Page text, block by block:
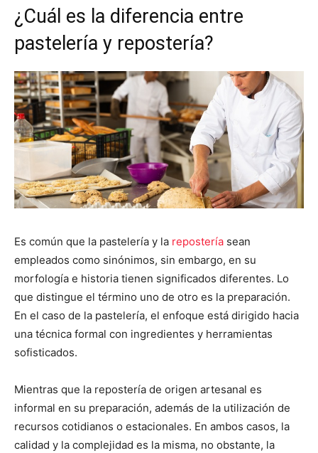
¿Cuál es la diferencia entre
pastelería y repostería?
Es común que la pastelería y la repostería sean
empleados como sinónimos, sin embargo, en su
morfología e historia tienen significados diferentes. Lo
que distingue el término uno de otro es la preparación.
En el caso de la pastelería, el enfoque está dirigido hacia
una técnica formal con ingredientes y herramientas
sofisticados.
Mientras que la repostería de origen artesanal es
informal en su preparación, además de la utilización de
recursos cotidianos o estacionales. En ambos casos, la
calidad y la complejidad es la misma, no obstante, la